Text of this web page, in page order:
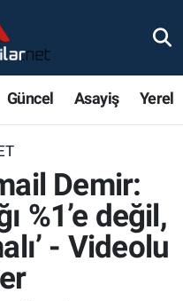
Güncel Asayiş Yerel
Demir:
%1’e değil,
- Videolu
Fikstür